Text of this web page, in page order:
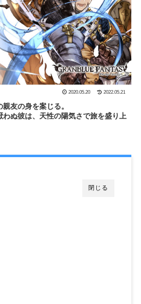
2020.05.20 2022.05.21
友の身を案じる。
ぬ彼は、天性の陽気さで旅を盛り上
閉じる